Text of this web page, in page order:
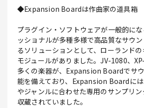
◆Expansion Boardは作曲家の道具箱
プラグイン・ソフトウェアが一般的に
ッショナルが多種多様で高品質なサウ
るソリューションとして、ローランド
モジュールがありました。JV-1080、
多くの楽器が、Expansion Boardでサ
能を備えており、Expansion Boardに
やジャンルに合わせた専用のサンプリ
収蔵されていました。